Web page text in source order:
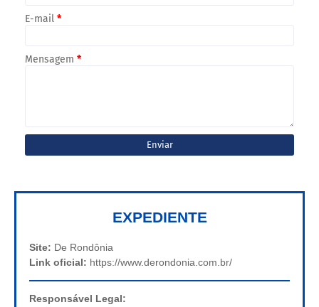
E-mail *
Mensagem *
EXPEDIENTE
Site: De Rondônia
Link oficial: https://www.derondonia.com.br/
Responsável Legal: